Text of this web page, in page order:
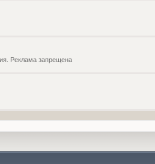
Реклама запрещена